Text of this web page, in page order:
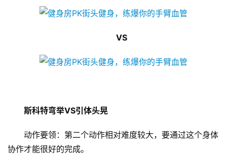
VS
斯科特弯举VS引体头晃
动作要领：第二个动作相对难度较大，要通过这个身体
协作才能很好的完成。